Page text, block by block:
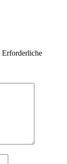
Erforderliche